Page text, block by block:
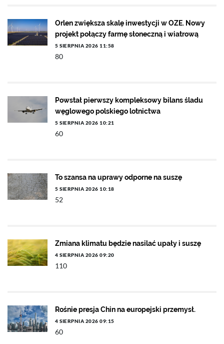
Orlen zwiększa skalę inwestycji w OZE. Nowy
projekt połączy farmę słoneczną i wiatrową
5 SIERPNIA 2026 11:58
80
Powstał pierwszy kompleksowy bilans śladu
węglowego polskiego lotnictwa
5 SIERPNIA 2026 10:21
60
To szansa na uprawy odporne na suszę
5 SIERPNIA 2026 10:18
52
Zmiana klimatu będzie nasilać upały i suszę
4 SIERPNIA 2026 09:20
110
Rośnie presja Chin na europejski przemysł.
4 SIERPNIA 2026 09:15
60